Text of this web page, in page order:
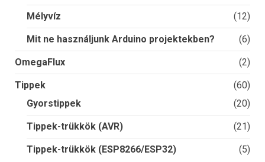
Mélyvíz (12)
Mit ne használjunk Arduino projektekben? (6)
OmegaFlux (2)
Tippek
(60)
Gyorstippek
(20)
Tippek-trükkök (AVR) (21)
Tippek-trükkök (ESP8266/ESP32) (5)